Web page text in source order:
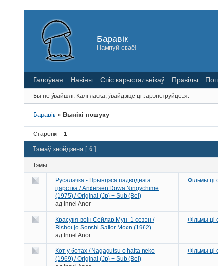
Баравік
Пампуй сваё!
Галоўная Навіны Спіс карыстальнікаў Правілы
Вы не ўвайшлі. Калі ласка, ўвайдзіце ці зарэгіструйцеся.
Баравік » Вынікі пошуку
Старонкі 1
Тэмаў знойдзена [ 6 ]
Тэмы
Русалачка - Прынцэса падводнага
царства / Andersen Dowa Ningyohime
(1975) / Original (Jp) + Sub (Bel)
ад Innel Anor
Фільмы ці
Красуня-воін Сейлар Мун_1 сезон /
Bishoujo Senshi Sailor Moon (1992)
ад Innel Anor
Фільмы ці
Кот у ботах / Nagagutsu o haita neko
(1969) / Original (Jp) + Sub (Bel)
Фільмы ці